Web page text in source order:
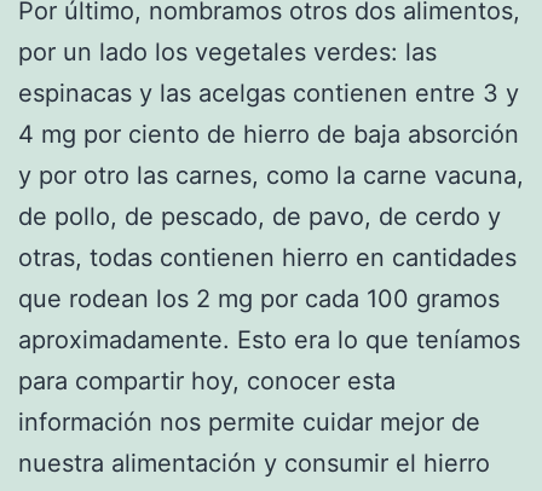
Por último, nombramos otros dos alimentos,
por un lado los vegetales verdes: las
espinacas y las acelgas contienen entre 3 y
4 mg por ciento de hierro de baja absorción
y por otro las carnes, como la carne vacuna,
de pollo, de pescado, de pavo, de cerdo y
otras, todas contienen hierro en cantidades
que rodean los 2 mg por cada 100 gramos
aproximadamente. Esto era lo que teníamos
para compartir hoy, conocer esta
información nos permite cuidar mejor de
nuestra alimentación y consumir el hierro